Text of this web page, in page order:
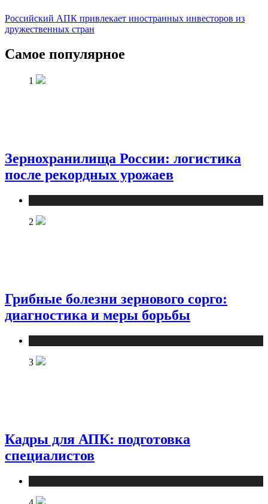
Российский АПК привлекает иностранных инвесторов из
дружественных стран
Самое популярное
1
Зернохранилища России: логистика
после рекордных урожаев
2
Грибные болезни зернового сорго:
диагностика и меры борьбы
3
Кадры для АПК: подготовка
специалистов